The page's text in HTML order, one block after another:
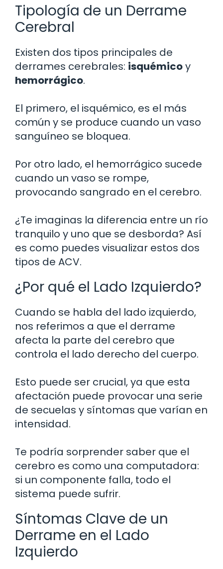
Tipología de un Derrame
Cerebral
Existen dos tipos principales de
derrames cerebrales: isquémicoy
hemorrágico.
El primero, el isquémico, es el más
común y se produce cuando un vaso
sanguíneo se bloquea.
Por otro lado, el hemorrágico sucede
cuando un vaso se rompe,
provocando sangrado en el cerebro.
¿Te imaginas la diferencia entre un río
tranquilo y uno que se desborda? Así
es como puedes visualizar estos dos
tipos de ACV.
¿Por qué el Lado Izquierdo?
Cuando se habla del lado izquierdo,
nos referimos a que el derrame
afecta la parte del cerebro que
controla el lado derecho del cuerpo.
Esto puede ser crucial, ya que esta
afectación puede provocar una serie
de secuelas y síntomas que varían en
intensidad.
Te podría sorprender saber que el
cerebro es como una computadora:
si un componente falla, todo el
sistema puede sufrir.
Síntomas Clave de un
Derrame en el Lado
Izquierdo